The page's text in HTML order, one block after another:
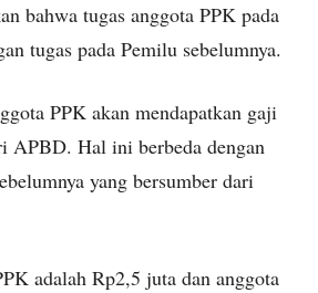
bahwa tugas anggota PPK pada
tugas pada Pemilu sebelumnya.
PPK akan mendapatkan gaji
APBD. Hal ini berbeda dengan
yang bersumber dari
adalah Rp2,5 juta dan anggota